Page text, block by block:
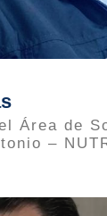
Área de
–